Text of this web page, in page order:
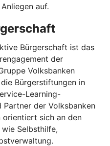
auf.
Bürgerschaft ist das
der
Volksbanken
Bürgerstiftungen in
Learning-
Partner der Volksbanken
orientiert sich an den
Selbsthilfe,